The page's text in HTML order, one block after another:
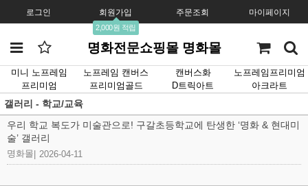
로그인 회원가입
2,000원 적립
주문조회 마이페이지
명화전문쇼핑몰 명화몰
미니 노프레임 노프레임 캔버스 캔버스화
노프레임프리미엄
프리미엄
프리미엄골드 D트릭아트 아크라트
갤러리 - 학교/교육
우리 학교 복도가 미술관으로! 구갈초등학교에 탄생한 ‘명화 & 현대미
술’ 갤러리
명화몰 2026-04-11